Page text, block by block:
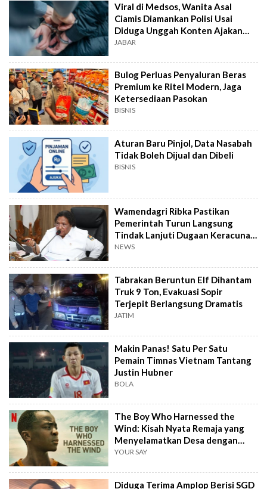
Viral di Medsos, Wanita Asal
Ciamis Diamankan Polisi Usai
Diduga Unggah Konten Ajakan
Demo
JABAR
Bulog Perluas Penyaluran Beras
Premium ke Ritel Modern, Jaga
Ketersediaan Pasokan
BISNIS
Aturan Baru Pinjol, Data Nasabah
Tidak Boleh Dijual dan Dibeli
BISNIS
Wamendagri Ribka Pastikan
Pemerintah Turun Langsung
Tindak Lanjuti Dugaan Keracunan
Makanan Jayapura
NEWS
Tabrakan Beruntun Elf Dihantam
Truk 9 Ton, Evakuasi Sopir
Terjepit Berlangsung Dramatis
JATIM
Makin Panas! Satu Per Satu
Pemain Timnas Vietnam Tantang
Justin Hubner
BOLA
The Boy Who Harnessed the
Wind: Kisah Nyata Remaja yang
Menyelamatkan Desa dengan
Kincir Angin
YOUR SAY
Diduga Terima Amplop Berisi SGD